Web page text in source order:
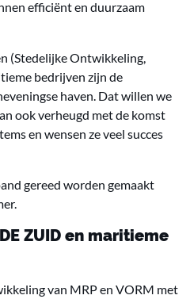
efficiënt en duurzaam
(Stedelijke Ontwikkeling,
bedrijven zijn de
haven. Dat willen we
ook verheugd met de komst
en wensen ze veel succes
gereed worden gemaakt
ZUID en maritieme
van MRP en VORM met